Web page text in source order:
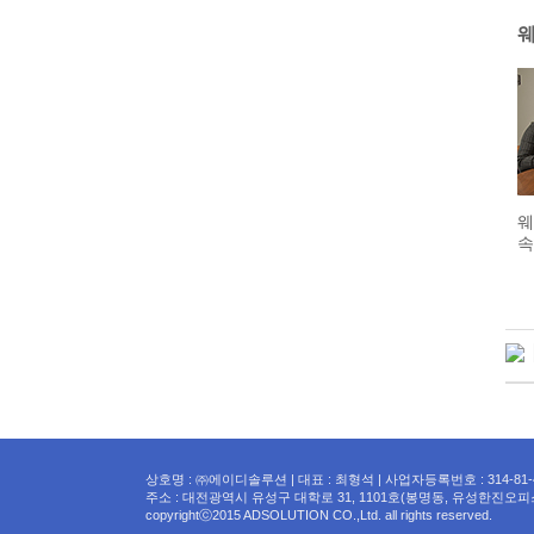
상호명 : ㈜에이디솔루션 | 대표 : 최형석 | 사업자등록번호 : 314-
주소 : 대전광역시 유성구 대학로 31, 1101호(봉명동, 유성한진오
copyrightⓒ2015 ADSOLUTION CO.,Ltd. all rights reserved.